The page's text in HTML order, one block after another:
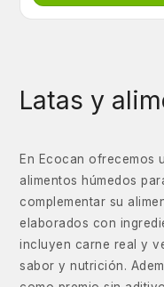
Latas y
En Ecocan ofrecemos
alimentos húmedos
complementar su
elaborados con
incluyen carne real y
sabor y nutrición.